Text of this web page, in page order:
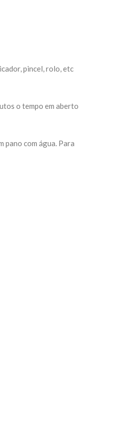
pincel, rolo, etc
o tempo em aberto
pano com água. Para